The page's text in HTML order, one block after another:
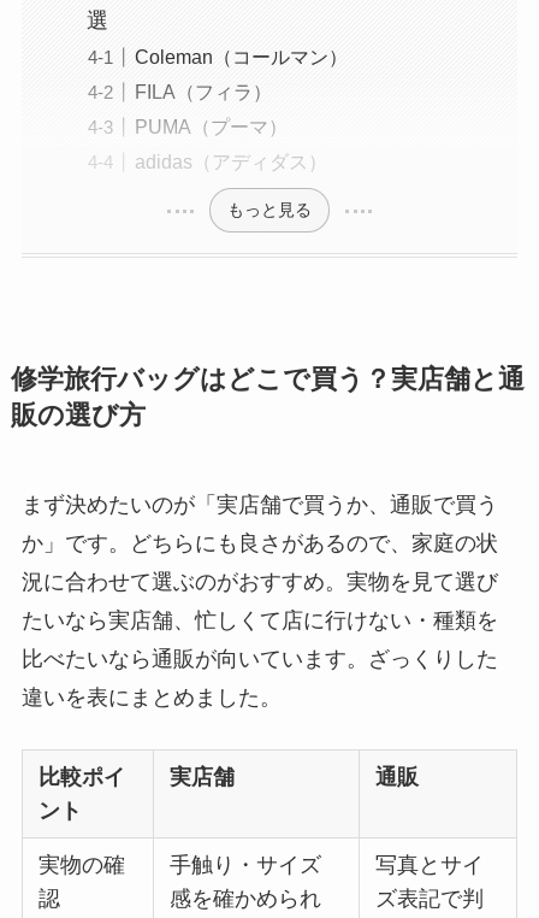
選
Coleman（コールマン）
FILA（フィラ）
PUMA（プーマ）
adidas（アディダス）
もっと見る
修学旅行バッグはどこで買う？実店舗と通
販の選び方
まず決めたいのが「実店舗で買うか、通販で買う
か」です。どちらにも良さがあるので、家庭の状
況に合わせて選ぶのがおすすめ。実物を見て選び
たいなら実店舗、忙しくて店に行けない・種類を
比べたいなら通販が向いています。ざっくりした
違いを表にまとめました。
比較ポイ
ント
実店舗 通販
実物の確
認
手触り・サイズ
感を確かめられ
写真とサイ
ズ表記で判